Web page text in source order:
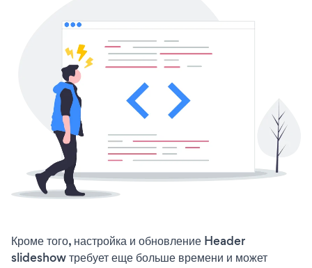
Кроме того, настройка и обновление Header
slideshow требует еще больше времени и может